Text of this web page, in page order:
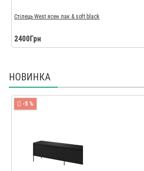
Стілець West ясен лак & soft black
2400Грн
НОВИНКА
-5 %